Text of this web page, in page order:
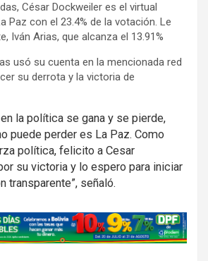
César Dockweiler es el virtual
Paz con el 23.4% de la votación. Le
Iván Arias, que alcanza el 13.91%
usó su cuenta en la mencionada red
su derrota y la victoria de
la política se gana y se pierde,
puede perder es La Paz. Como
política, felicito a Cesar
su victoria y lo espero para iniciar
transparente”, señaló.